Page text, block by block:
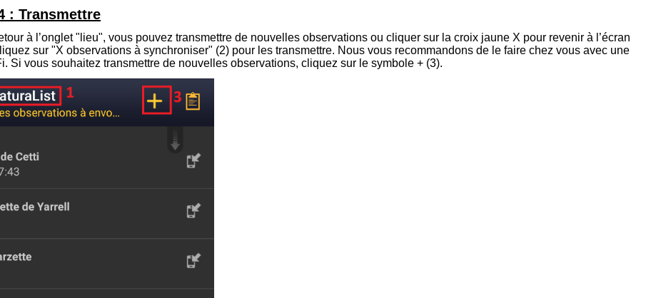
: Transmettre
à l’onglet "lieu", vous pouvez transmettre de nouvelles observations ou cliquer sur la croix jaune X pour revenir à l’écran
sur "X observations à synchroniser" (2) pour les transmettre. Nous vous recommandons de le faire chez vous avec une
Si vous souhaitez transmettre de nouvelles observations, cliquez sur le symbole + (3).